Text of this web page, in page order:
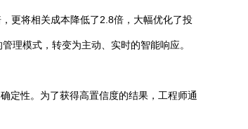
更将相关成本降低了2.8倍，大幅优化了投
理模式，转变为主动、实时的智能响应。
定性。为了获得高置信度的结果，工程师通